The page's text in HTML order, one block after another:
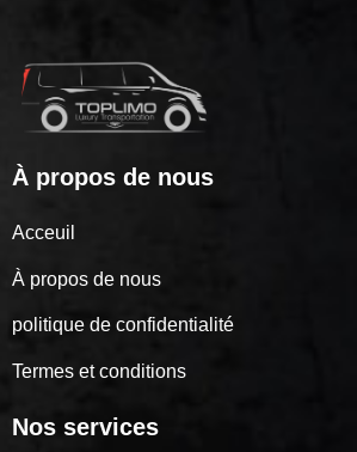
À propos de nous
Acceuil
À propos de nous
politique de confidentialité
Termes et conditions
Nos services